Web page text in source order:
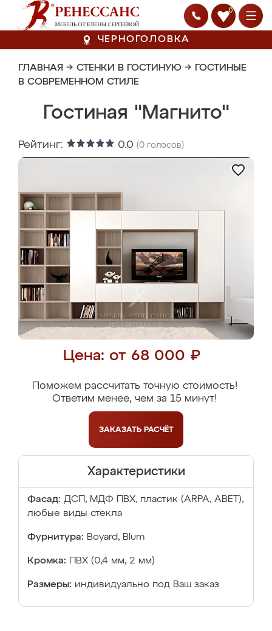
0
ЧЕРНОГОЛОВКА
ГЛАВНАЯ → СТЕНКИ В ГОСТИНУЮ → ГОСТИНЫЕ
В СОВРЕМЕННОМ СТИЛЕ
Гостиная "Магнито"
Рейтинг: 0.0 (0 голосов)
Цена: от 68 000 ₽
Поможем рассчитать точную стоимость!
Ответим менее, чем за 15 минут!
ЗАКАЗАТЬ РАСЧЁТ
Характеристики
Фасад: ДСП, МДФ ПВХ, пластик (ARPA, ABET),
любые виды стекла
Фурнитура: Boyard, Blum
Кромка: ПВХ (0,4 мм, 2 мм)
Размеры: индивидуально под Ваш заказ